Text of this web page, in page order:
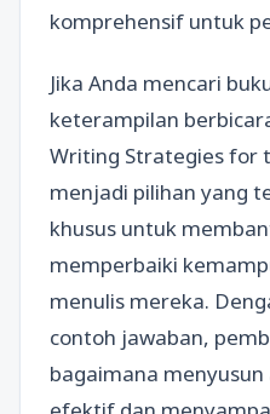
komprehensif untuk
Jika Anda mencari
keterampilan
Writing Strategies for
menjadi pilihan yang
khusus untuk
memperbaiki
menulis mereka.
contoh jawaban,
bagaimana